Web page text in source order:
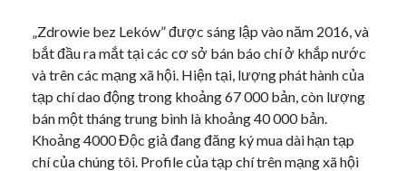
„Zdrowie bez Leków” được sáng lập vào năm 2016, và
bắt đầu ra mắt tại các cơ sở bán báo chí ở khắp nước
và trên các mạng xã hội. Hiện tại, lượng phát hành của
tạp chí dao động trong khoảng 67 000 bản, còn lượng
bán một tháng trung bình là khoảng 40 000 bản.
Khoảng 4000 Độc giả đang đăng ký mua dài hạn tạp
chí của chúng tôi. Profile của tạp chí trên mạng xã hội